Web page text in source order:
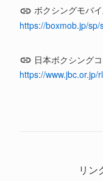
ボクシングモバ
https://boxmob.jp/
日本ボクシング
https://
リン